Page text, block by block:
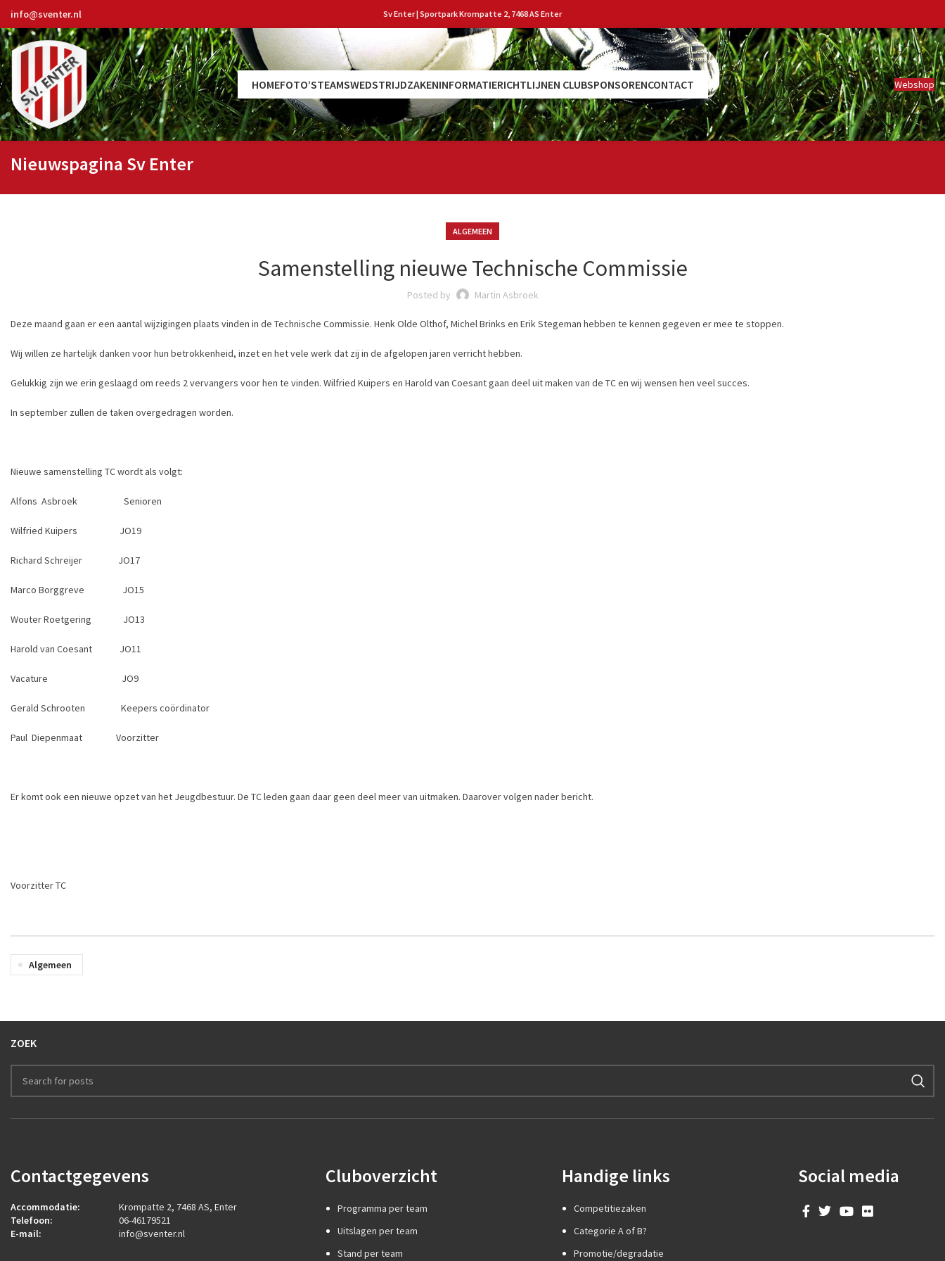
info@sventer.nl Sv Enter | Sportpark Krompatte 2, 7468 AS Enter
HOMEFOTO’STEAMSWEDSTRIJDZAKENINFORMATIERICHTLIJNEN CLUBSPONSORENCONTACT Webshop
Nieuwspagina Sv Enter
ALGEMEEN
Samenstelling nieuwe Technische Commissie
Posted by Martin Asbroek
Deze maand gaan er een aantal wijzigingen plaats vinden in de Technische Commissie. Henk Olde Olthof, Michel Brinks en Erik Stegeman hebben te kennen gegeven er mee te stoppen.
Wij willen ze hartelijk danken voor hun betrokkenheid, inzet en het vele werk dat zij in de afgelopen jaren verricht hebben.
Gelukkig zijn we erin geslaagd om reeds 2 vervangers voor hen te vinden. Wilfried Kuipers en Harold van Coesant gaan deel uit maken van de TC en wij wensen hen veel succes.
In september zullen de taken overgedragen worden.
Nieuwe samenstelling TC wordt als volgt:
Alfons Asbroek Senioren
Wilfried Kuipers JO19
Richard Schreijer JO17
Marco Borggreve JO15
Wouter Roetgering JO13
Harold van Coesant JO11
Vacature JO9
Gerald Schrooten Keepers coördinator
Paul Diepenmaat Voorzitter
Er komt ook een nieuwe opzet van het Jeugdbestuur. De TC leden gaan daar geen deel meer van uitmaken. Daarover volgen nader bericht.
Voorzitter TC
Algemeen
ZOEK
Contactgegevens
Accommodatie:
Krompatte 2, 7468 AS, Enter
Telefoon:
06-46179521
E-mail:
info@sventer.nl
Cluboverzicht
Programma per team
Uitslagen per team
Stand per team
Handige links
Competitiezaken
Categorie A of B?
Promotie/degradatie
Social media